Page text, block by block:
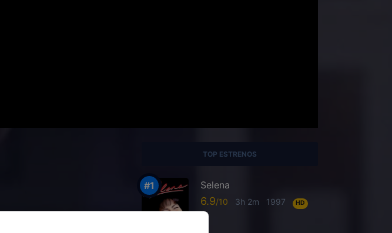
TOP ESTRENOS
Selena
6.9 3h 2m 1997 HD